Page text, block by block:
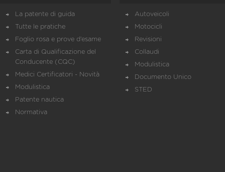
La patente di guida
Tutte le pratiche
Foglio rosa e prove d’esame
Carta di Qualificazione del
Conducente (CQC)
Medici Certificatori - Novità
Modulistica
Patente nautica
Normativa
Autoveicoli
Motocicli
Revisioni
Collaudi
Modulistica
Documento Unico
STED